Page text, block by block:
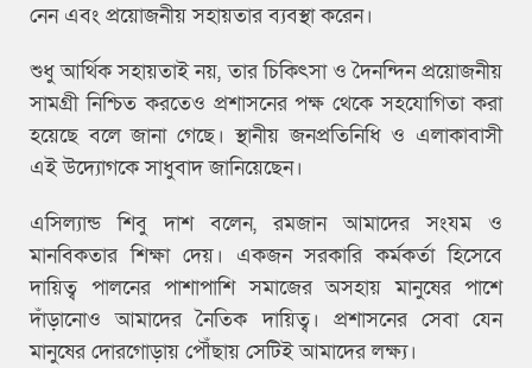
নেন এবং প্রয়োজনীয় সহায়তার ব্যবস্থা করেন।
শুধু আর্থিক সহায়তাই নয়, তার চিকিৎসা ও দৈনন্দিন প্রয়োজনীয়
সামগ্রী নিশ্চিত করতেও প্রশাসনের পক্ষ থেকে সহযোগিতা করা
হয়েছে বলে জানা গেছে। স্থানীয় জনপ্রতিনিধি ও এলাকাবাসী
এই উদ্যোগকে সাধুবাদ জানিয়েছেন।
এসিল্যান্ড শিবু দাশ বলেন, রমজান আমাদের সংযম ও
মানবিকতার শিক্ষা দেয়। একজন সরকারি কর্মকর্তা হিসেবে
দায়িত্ব পালনের পাশাপাশি সমাজের অসহায় মানুষের পাশে
দাঁড়ানোও আমাদের নৈতিক দায়িত্ব। প্রশাসনের সেবা যেন
মানুষের দোরগোড়ায় পৌঁছায় সেটিই আমাদের লক্ষ্য।